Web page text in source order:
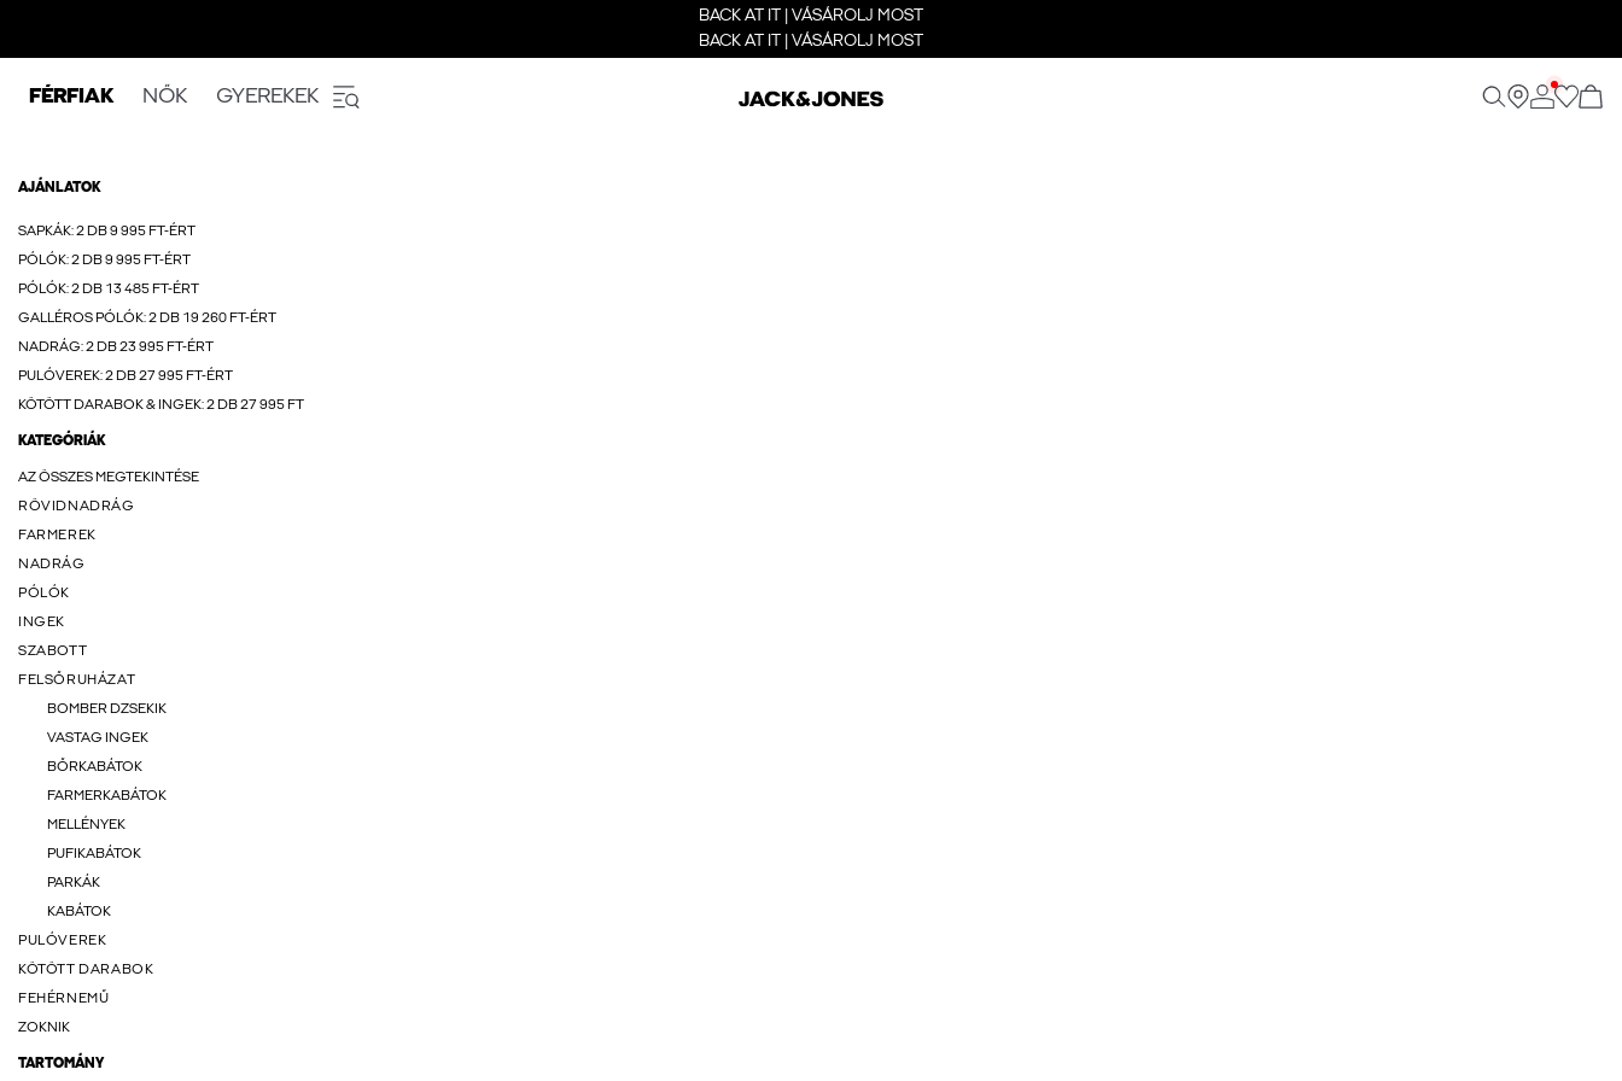
BACK AT IT | VÁSÁROLJ MOST
BACK AT IT | VÁSÁROLJ MOST
FÉRFIAK NŐK GYEREKEK
AJÁNLATOK
SAPKÁK: 2 DB 9 995 FT-ÉRT
PÓLÓK: 2 DB 9 995 FT-ÉRT
PÓLÓK: 2 DB 13 485 FT-ÉRT
GALLÉROS PÓLÓK: 2 DB 19 260 FT-ÉRT
NADRÁG: 2 DB 23 995 FT-ÉRT
PULÓVEREK: 2 DB 27 995 FT-ÉRT
KÖTÖTT DARABOK & INGEK: 2 DB 27 995 FT
KATEGÓRIÁK
AZ ÖSSZES MEGTEKINTÉSE
RÖVIDNADRÁG
FARMEREK
NADRÁG
PÓLÓK
INGEK
SZABOTT
FELSŐRUHÁZAT
BOMBER DZSEKIK
VASTAG INGEK
BŐRKABÁTOK
FARMERKABÁTOK
MELLÉNYEK
PUFIKABÁTOK
PARKÁK
KABÁTOK
PULÓVEREK
KÖTÖTT DARABOK
FEHÉRNEMŰ
ZOKNIK
TARTOMÁNY